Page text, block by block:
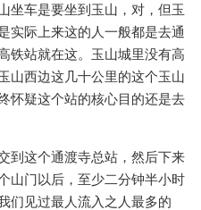
坐车是要坐到玉山，对，但玉
实际上来这的人一般都是去通
铁站就在这。玉山城里没有高
山西边这几十公里的这个玉山
怀疑这个站的核心目的还是去
到这个通渡寺总站，然后下来
山门以后，至少二分钟半小时
们见过最人流入之人最多的